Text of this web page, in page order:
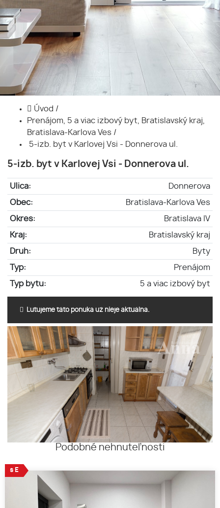
Úvod /
Prenájom, 5 a viac izbový byt, Bratislavský kraj,
Bratislava-Karlova Ves /
5-izb. byt v Karlovej Vsi - Donnerova ul.
5-izb. byt v Karlovej Vsi - Donnerova ul.
Ulica: Donnerova
Obec: Bratislava-Karlova Ves
Okres: Bratislava IV
Kraj: Bratislavský kraj
Druh: Byty
Typ: Prenájom
Typ bytu: 5 a viac izbový byt
Ľutujeme táto ponuka už nieje aktuálna.
Podobné nehnuteľnosti
s E